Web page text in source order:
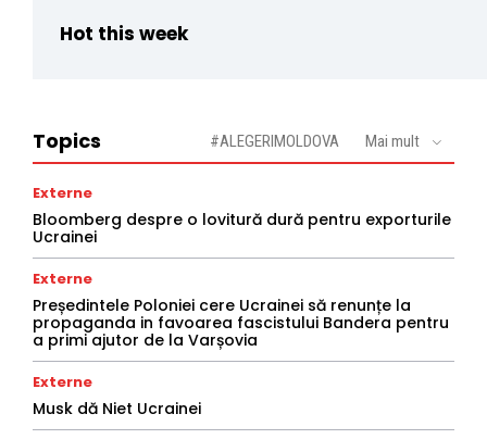
Hot this week
Topics #ALEGERIMOLDOVA Mai mult
Externe
Bloomberg despre o lovitură dură pentru exporturile
Ucrainei
Externe
Președintele Poloniei cere Ucrainei să renunțe la
propaganda in favoarea fascistului Bandera pentru
a primi ajutor de la Varșovia
Externe
Musk dă Niet Ucrainei